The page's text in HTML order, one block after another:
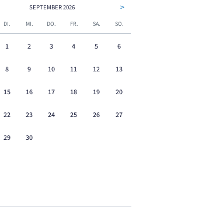
SEPTEMBER2026 >
DI. MI. DO. FR. SA. SO.
1 2 3 4 5 6
8 9 10 11 12 13
15 16 17 18 19 20
22 23 24 25 26 27
29 30